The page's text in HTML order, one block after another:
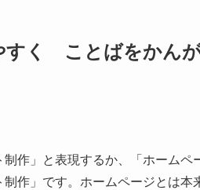
すく ことばをかん
作」と表現するか、「ホーム
作」です。ホームページとは本